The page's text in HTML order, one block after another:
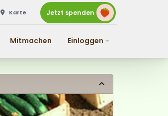
Karte
Karte Jetzt spenden
Mitmachen
Mitmachen Einloggen
Einloggen